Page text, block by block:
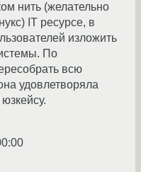
нить (желательно
IT ресурсе, в
изложить
По
всю
удовлетворяла